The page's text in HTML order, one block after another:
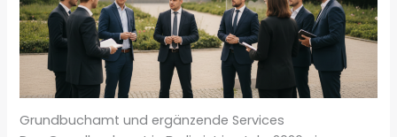
Grundbuchamt und ergänzende Services